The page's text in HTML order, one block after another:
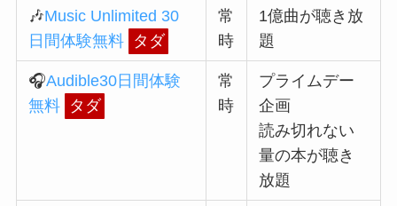
🎶Music Unlimited 30
日間体験無料 タダ
常
時
1億曲が聴き放
題
🎧Audible30日間体験
無料 タダ
常
時
プライムデー
企画
読み切れない
量の本が聴き
放題